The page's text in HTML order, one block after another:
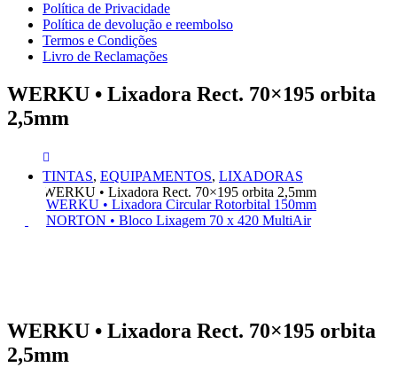
Política de Privacidade
Política de devolução e reembolso
Termos e Condições
Livro de Reclamações
WERKU • Lixadora Rect. 70×195 orbita
2,5mm
TINTAS, EQUIPAMENTOS, LIXADORAS
WERKU • Lixadora Rect. 70×195 orbita 2,5mm
WERKU • Lixadora Circular Rotorbital 150mm
NORTON • Bloco Lixagem 70 x 420 MultiAir
WERKU • Lixadora Rect. 70×195 orbita
2,5mm